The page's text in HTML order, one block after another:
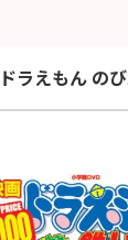
ラえもん の